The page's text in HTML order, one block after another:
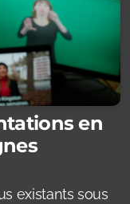
en
existants sous